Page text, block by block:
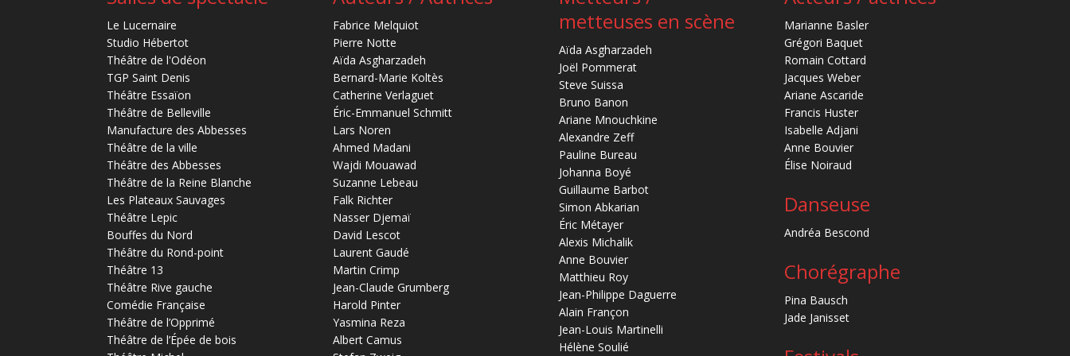
Le Lucernaire
Studio Hébertot
Théâtre de l'Odéon
TGP Saint Denis
Théâtre Essaïon
Théâtre de Belleville
Manufacture des Abbesses
Théâtre de la ville
Théâtre des Abbesses
Théâtre de la Reine Blanche
Les Plateaux Sauvages
Théâtre Lepic
Bouffes du Nord
Théâtre du Rond-point
Théâtre 13
Théâtre Rive gauche
Comédie Française
Théâtre de l’Opprimé
Théâtre de l’Épée de bois
Fabrice Melquiot
Pierre Notte
Aïda Asgharzadeh
Bernard-Marie Koltès
Catherine Verlaguet
Éric-Emmanuel Schmitt
Lars Noren
Ahmed Madani
Wajdi Mouawad
Suzanne Lebeau
Falk Richter
Nasser Djemaï
David Lescot
Laurent Gaudé
Martin Crimp
Jean-Claude Grumberg
Harold Pinter
Yasmina Reza
Albert Camus
metteuses en scène
Aïda Asgharzadeh
Joël Pommerat
Steve Suissa
Bruno Banon
Ariane Mnouchkine
Alexandre Zeff
Pauline Bureau
Johanna Boyé
Guillaume Barbot
Simon Abkarian
Éric Métayer
Alexis Michalik
Anne Bouvier
Matthieu Roy
Jean-Philippe Daguerre
Alain Françon
Jean-Louis Martinelli
Hélène Soulié
Marianne Basler
Grégori Baquet
Romain Cottard
Jacques Weber
Ariane Ascaride
Francis Huster
Isabelle Adjani
Anne Bouvier
Élise Noiraud
Danseuse
Andréa Bescond
Chorégraphe
Pina Bausch
Jade Janisset